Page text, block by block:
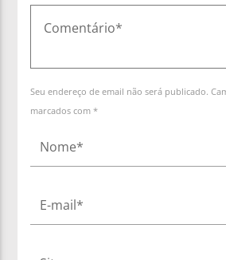
Seu endereço de email não será publicado.
marcados com *